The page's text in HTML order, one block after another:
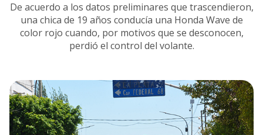
De acuerdo a los datos preliminares que trascendieron,
una chica de 19 años conducía una Honda Wave de
color rojo cuando, por motivos que se desconocen,
perdió el control del volante.